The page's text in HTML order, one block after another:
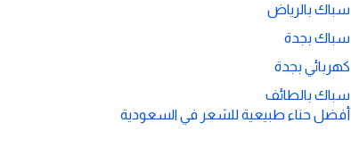
سباك بالرياض
سباك بجدة
كهربائي بجدة
سباك بالطائف
أفضل حناء طبيعية للشعر في السعودية